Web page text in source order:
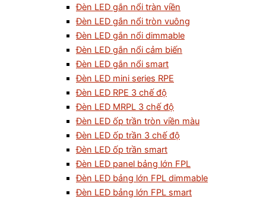
Đèn LED gắn nổi tràn viền
Đèn LED gắn nổi tròn vuông
Đèn LED gắn nổi dimmable
Đèn LED gắn nổi cảm biến
Đèn LED gắn nổi smart
Đèn LED mini series RPE
Đèn LED RPE 3 chế độ
Đèn LED MRPL 3 chế độ
Đèn LED ốp trần tròn viền màu
Đèn LED ốp trần 3 chế độ
Đèn LED ốp trần smart
Đèn LED panel bảng lớn FPL
Đèn LED bảng lớn FPL dimmable
Đèn LED bảng lớn FPL smart